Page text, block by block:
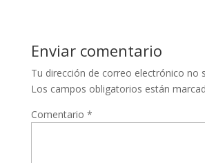
Enviar comentario
Tu dirección de correo electrónico no
Los campos obligatorios están
Comentario *